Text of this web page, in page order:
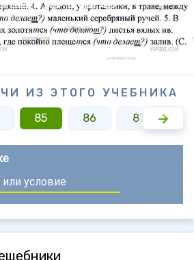
ИЗ ЭТОГО УЧЕБНИКА
85 86 87